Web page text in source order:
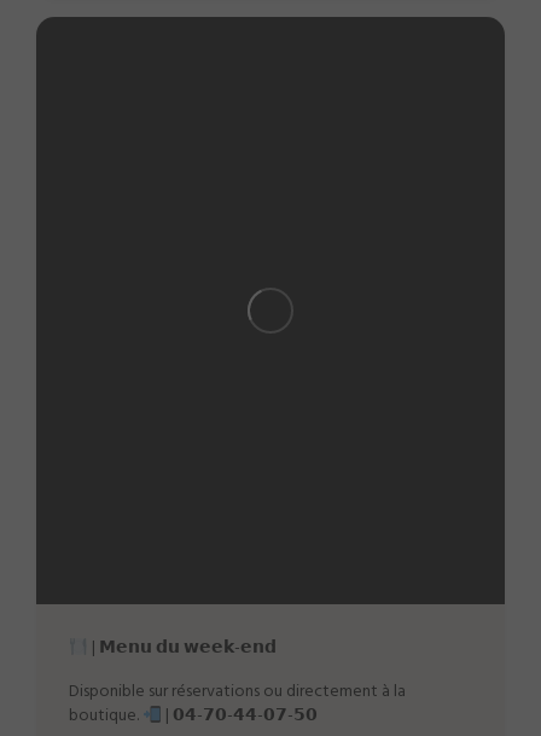
| 𝗠𝗲𝗻𝘂 𝗱𝘂 𝘄𝗲𝗲𝗸-𝗲𝗻𝗱
Disponible sur réservations ou directement à la
boutique.
| 𝟬𝟰-𝟳𝟬-𝟰𝟰-𝟬𝟳-𝟱𝟬